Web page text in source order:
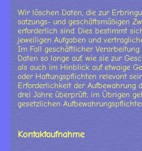
Wir löschen Daten, die zur
satzungs- und geschäftsmäßigen
erforderlich sind. Dies bestimmt
jeweiligen Aufgaben und
Im Fall geschäftlicher
Daten so lange auf, wie sie zur
als auch im Hinblick auf etwaige
oder Haftungspflichten relevant
Erforderlichkeit der Aufbewahrung
drei Jahre überprüft; im Übrigen
gesetzlichen
Kontaktaufnahme